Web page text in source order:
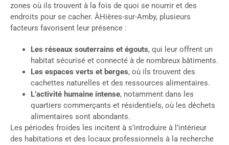
zones où ils trouvent à la fois de quoi se nourrir et des
endroits pour se cacher. ÀHières-sur-Amby, plusieurs
facteurs favorisent leur présence :
Les réseaux souterrains et égouts, qui leur offrent un
habitat sécurisé et connecté à de nombreux bâtiments.
Les espaces verts et berges, où ils trouvent des
cachettes naturelles et des ressources alimentaires.
L’activité humaine intense, notamment dans les
quartiers commerçants et résidentiels, où les déchets
alimentaires sont abondants.
Les périodes froides les incitent à s’introduire à l’intérieur
des habitations et des locaux professionnels à la recherche